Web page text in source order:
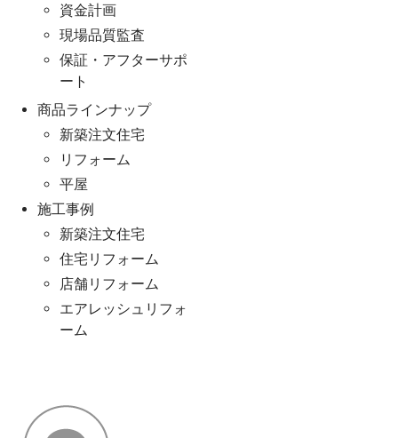
資金計画
現場品質監査
保証・アフターサポ
ート
商品ラインナップ
新築注文住宅
リフォーム
平屋
施工事例
新築注文住宅
住宅リフォーム
店舗リフォーム
エアレッシュリフォ
ーム